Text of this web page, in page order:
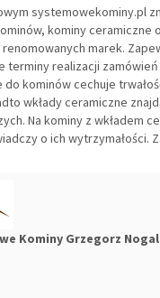
systemowekominy.pl
kominy
marek.
terminy realizacji
do kominów cechuje
wkłady ceramiczne
Na kominy z wkładem
o ich wytrzymałości.
Kominy Grzegorz